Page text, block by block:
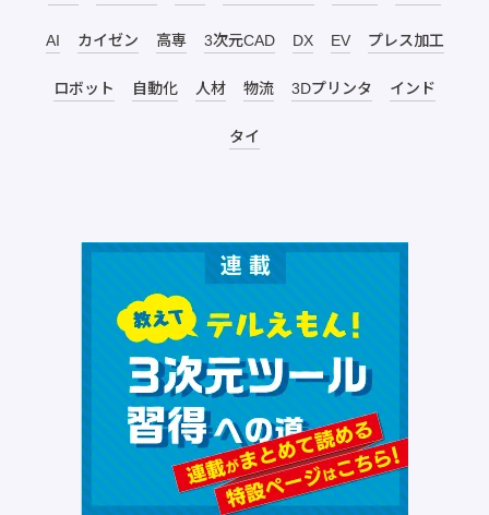
AI カイゼン 高専 3次元CAD DX EV プレス加工
ロボット 自動化 人材 物流 3Dプリンタ インド
タイ